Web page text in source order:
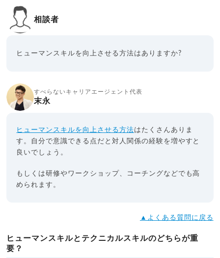
相談者
ヒューマンスキルを向上させる方法はありますか?
すべらないキャリアエージェント代表
末永
ヒューマンスキルを向上させる方法はたくさんありま
す。自分で意識できる点だと対人関係の経験を増やすと
良いでしょう。
もしくは研修やワークショップ、コーチングなどでも高
められます。
▲よくある質問に戻る
ヒューマンスキルとテクニカルスキルのどちらが重
要？